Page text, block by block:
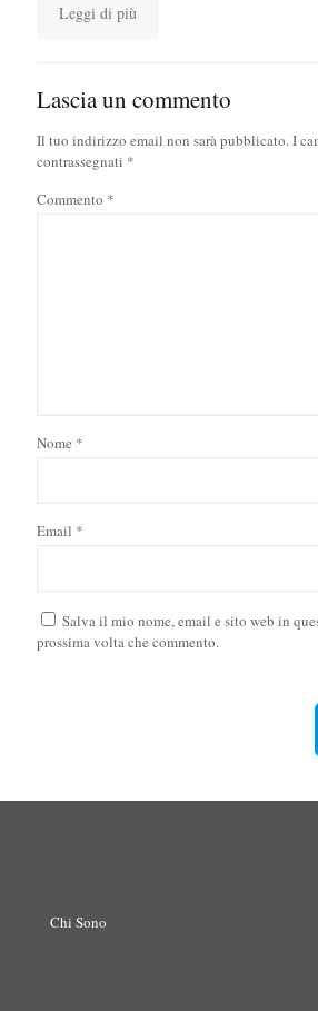
Leggi di più
Lascia un commento
Il tuo indirizzo email non sarà pubblicato.I
contrassegnati *
Commento *
Nome *
Email *
Salva il mio nome, email e sito web in
prossima volta che commento.
Chi Sono